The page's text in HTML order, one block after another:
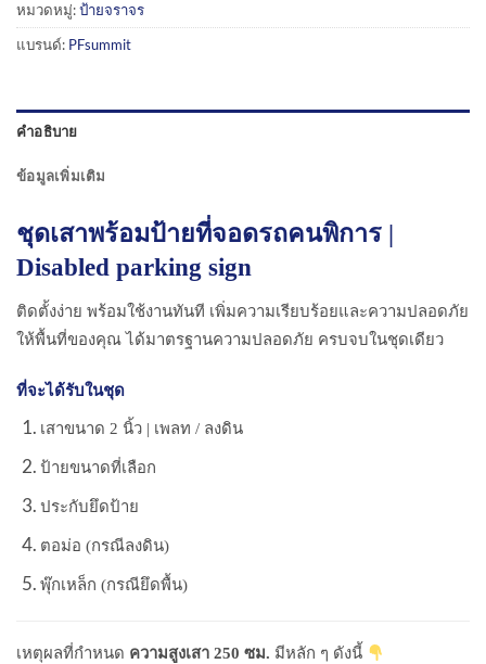
หมวดหมู่:ป้ายจราจร
แบรนด์: PFsummit
คำอธิบาย
ข้อมูลเพิ่มเติม
ชุดเสาพร้อมป้ายที่จอดรถคนพิการ |
Disabled parking sign
ติดตั้งง่าย พร้อมใช้งานทันที เพิ่มความเรียบร้อยและความปลอดภัย
ให้พื้นที่ของคุณ ได้มาตรฐานความปลอดภัย ครบจบในชุดเดียว
ที่จะได้รับในชุด
เสาขนาด 2 นิ้ว | เพลท / ลงดิน
ป้ายขนาดที่เลือก
ประกับยึดป้าย
ตอม่อ (กรณีลงดิน)
พุ๊กเหล็ก (กรณียึดพื้น)
เหตุผลที่กำหนด ความสูงเสา 250 ซม. มีหลัก ๆ ดังนี้